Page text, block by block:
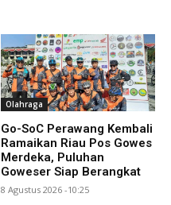
Olahraga
Go-SoC Perawang Kembali
Ramaikan Riau Pos Gowes
Merdeka, Puluhan
Goweser Siap Berangkat
8 Agustus 2026 -10:25